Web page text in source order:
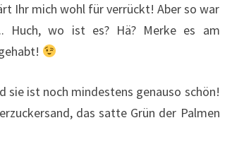
Ihr mich wohl für verrückt! Aber so war
Huch, wo ist es? Hä? Merke es am
sie ist noch mindestens genauso schön!
das satte Grün der Palmen